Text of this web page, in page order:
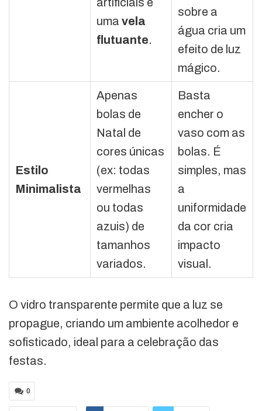
uma vela
flutuante.
sobre a
água cria um
efeito de luz
mágico.
Estilo
Minimalista
Apenas
bolas de
Natal de
cores únicas
(ex: todas
vermelhas
ou todas
azuis) de
tamanhos
variados.
Basta
encher o
vaso com as
bolas. É
simples, mas
a
uniformidade
da cor cria
impacto
visual.
O vidro transparente permite que a luz se
propague, criando um ambiente acolhedor e
sofisticado, ideal para a celebração das
festas.
0